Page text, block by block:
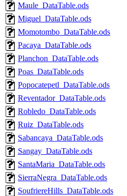
Maule_DataTable.ods
Miguel_DataTable.ods
Momotombo_DataTable.ods
Pacaya_DataTable.ods
Planchon_DataTable.ods
Poas_DataTable.ods
Popocatepetl_DataTable.ods
Reventador_DataTable.ods
Robledo_DataTable.ods
Ruiz_DataTable.ods
Sabancaya_DataTable.ods
Sangay_DataTable.ods
SantaMaria_DataTable.ods
SierraNegra_DataTable.ods
SoufriereHills_DataTable.ods